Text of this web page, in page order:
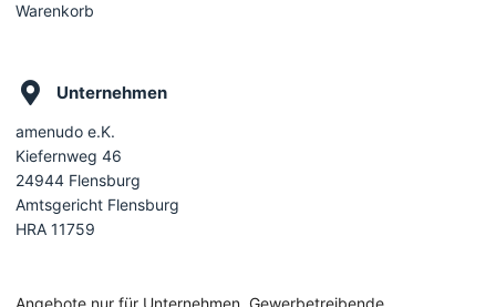
Warenkorb
Unternehmen
amenudo e.K.
Kiefernweg 46
24944 Flensburg
Amtsgericht Flensburg
HRA 11759
Angebote nur für Unternehmen, Gewerbetreibende,